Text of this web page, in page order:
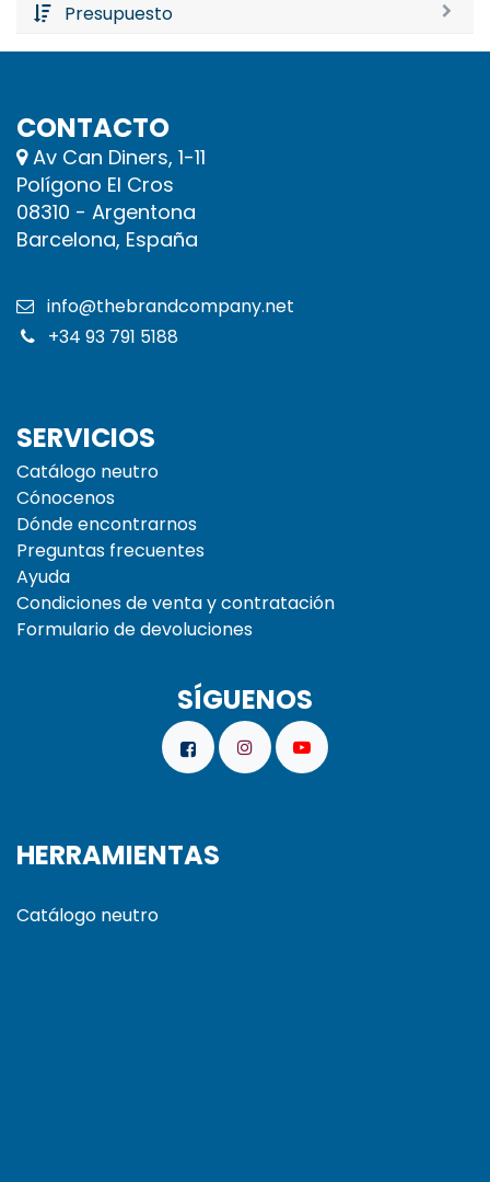
Presupuesto
CONTACTO
Av Can Diners, 1-11
Polígono El Cros
08310 - Argentona
Barcelona, España
info@thebrandcompany.net
+34 93 791 5188
SERVICIOS
Catálogo neutro
Cónocenos
Dónde encontrarnos
Preguntas frecuentes
Ayuda
Condiciones de venta y contratación
Formulario de devoluciones
SÍGUENOS
HERRAMIENTAS
Catálogo neutro